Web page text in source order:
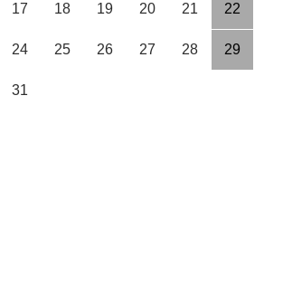
17 18 19 20 21 22
24 25 26 27 28 29
31